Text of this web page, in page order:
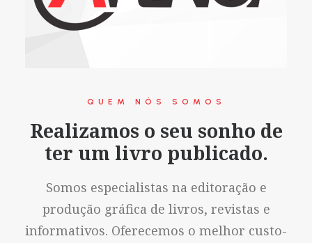
QUEM NÓS SOMOS
Realizamos o seu sonho de
ter um livro publicado.
Somos especialistas na editoração e
produção gráfica de livros, revistas e
informativos. Oferecemos o melhor custo-